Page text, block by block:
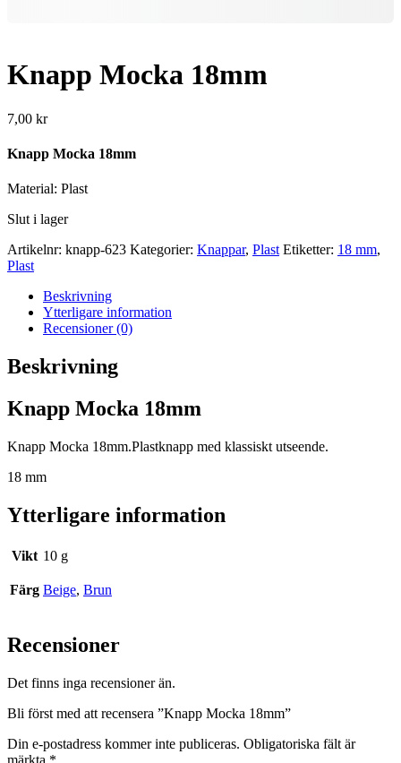
Knapp Mocka 18mm
7,00 kr
Knapp Mocka 18mm
Material: Plast
Slut i lager
Artikelnr: knapp-623 Kategorier: Knappar, Plast Etiketter: 18 mm,
Plast
Beskrivning
Ytterligare information
Recensioner (0)
Beskrivning
Knapp Mocka 18mm
Knapp Mocka 18mm.Plastknapp med klassiskt utseende.
18 mm
Ytterligare information
Vikt 10 g
Färg Beige, Brun
Recensioner
Det finns inga recensioner än.
Bli först med att recensera ”Knapp Mocka 18mm”
Din e-postadress kommer inte publiceras. Obligatoriska fält är
märkta *